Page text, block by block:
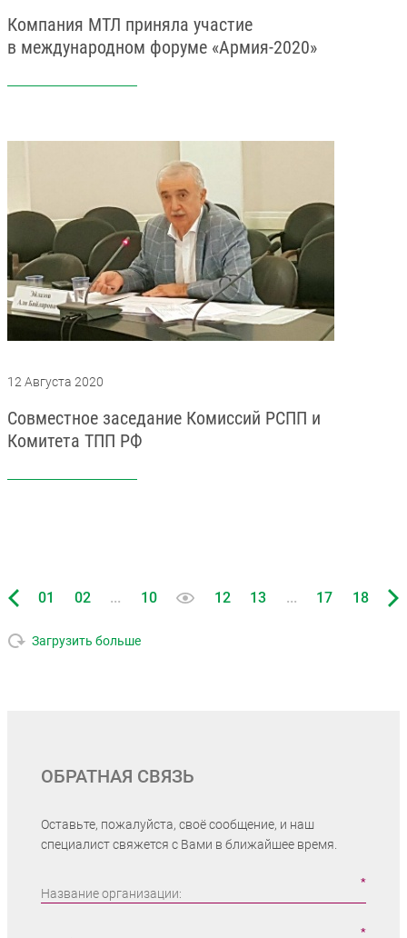
Компания МТЛ приняла участие
в международном форуме «Армия-2020»
12 Августа 2020
Совместное заседание Комиссий РСПП и
Комитета ТПП РФ
01 02 ... 10 12 13 ... 17 18
Загрузить больше
ОБРАТНАЯ СВЯЗЬ
Оставьте, пожалуйста, своё сообщение, и наш
специалист свяжется с Вами в ближайшее время.
Название организации: